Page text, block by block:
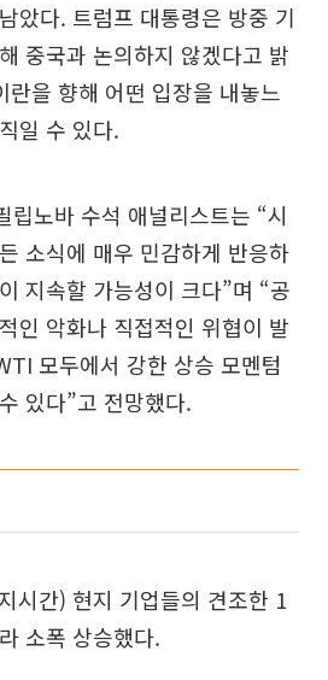
았다. 트럼프 대통령은 방중 기
중국과 논의하지 않겠다고 밝
란을 향해 어떤 입장을 내놓느
일 수 있다.
립노바 수석 애널리스트는 “시
소식에 매우 민감하게 반응하
지속할 가능성이 크다”며 “공
인 악화나 직접적인 위협이 발
모두에서 강한 상승 모멘텀
있다”고 전망했다.
시간) 현지 기업들의 견조한 1
소폭 상승했다.